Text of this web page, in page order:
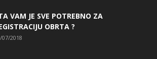
VAM JE SVE POTREBNO ZA
OBRTA ?
07/2018